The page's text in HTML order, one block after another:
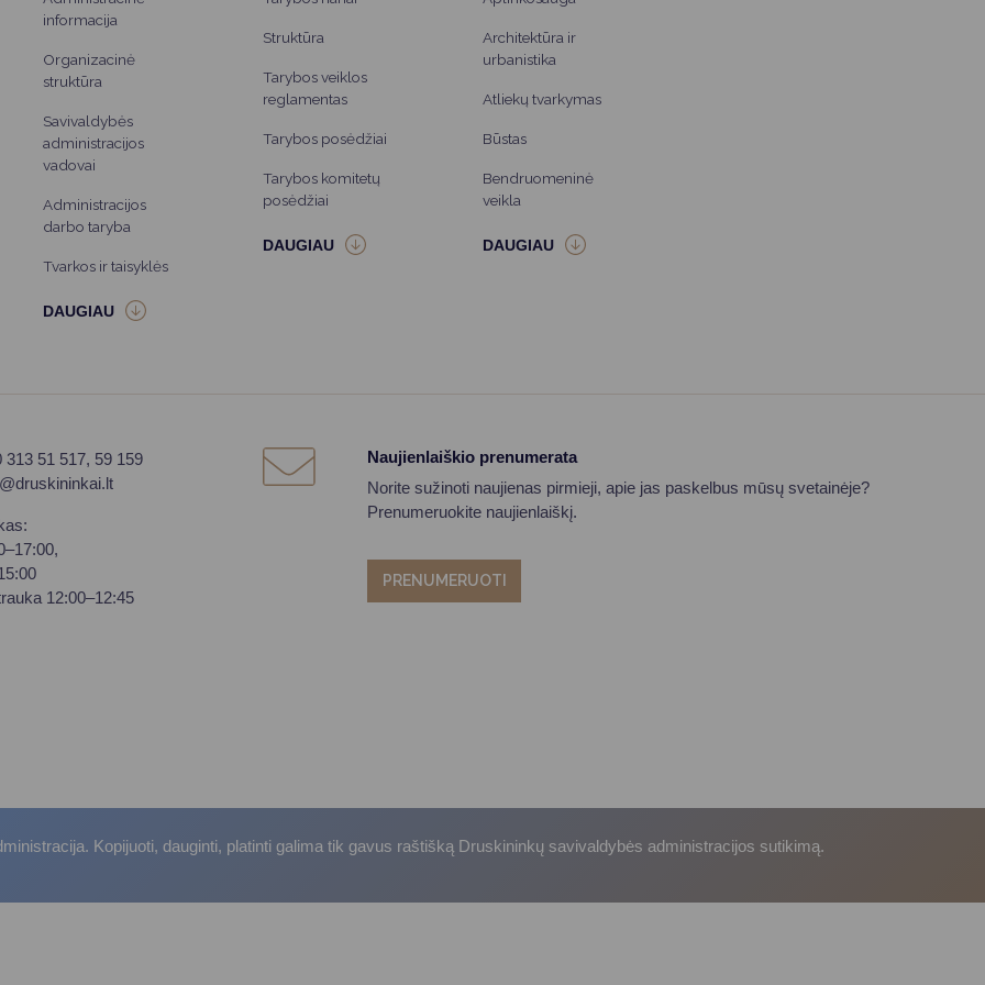
informacija
Organizacinė
struktūra
Savivaldybės
administracijos
vadovai
Administracijos
darbo taryba
Tvarkos ir taisyklės
Struktūra
Tarybos veiklos
reglamentas
Tarybos posėdžiai
Tarybos komitetų
posėdžiai
Architektūra ir
urbanistika
Atliekų tvarkymas
Būstas
Bendruomeninė
veikla
313 51 517, 59 159
12:00–12:45
Naujienlaiškio prenumerata
Norite sužinoti naujienas pirmieji, apie jas paskelbus mūsų svetainėje?
Prenumeruokite naujienlaiškį.
PRENUMERUOTI
Kopijuoti, dauginti, platinti galima tik gavus raštišką Druskininkų savivaldybės administracijos sutikimą.